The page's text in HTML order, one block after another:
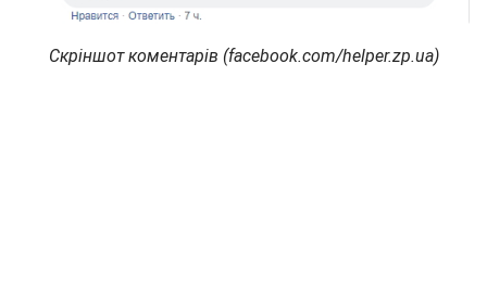
Скріншот коментарів (facebook.com/helper.zp.ua)